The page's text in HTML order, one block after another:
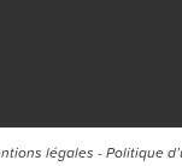
légales - Politique